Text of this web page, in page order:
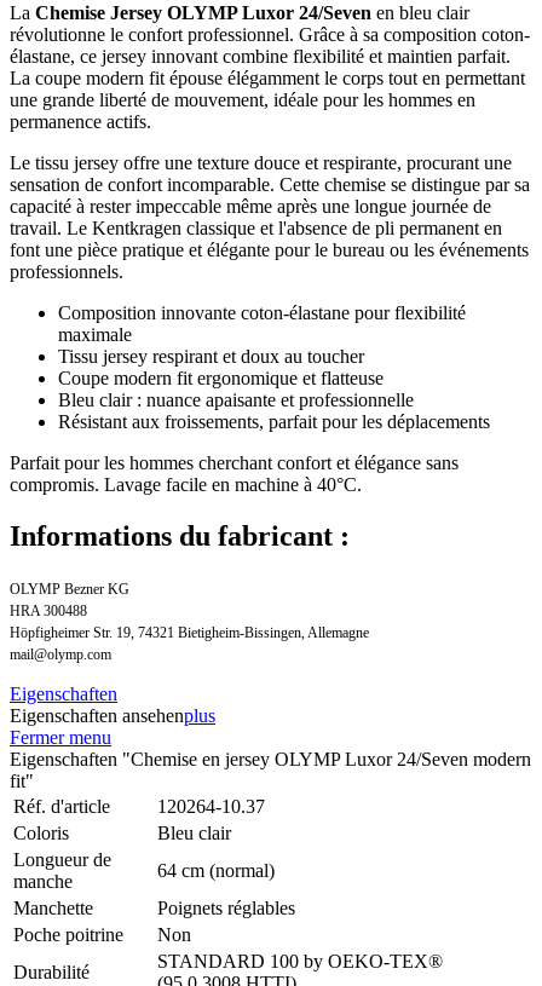
La Chemise Jersey OLYMP Luxor 24/Seven en bleu clair
révolutionne le confort professionnel. Grâce à sa composition coton-
élastane, ce jersey innovant combine flexibilité et maintien parfait.
La coupe modern fit épouse élégamment le corps tout en permettant
une grande liberté de mouvement, idéale pour les hommes en
permanence actifs.
Le tissu jersey offre une texture douce et respirante, procurant une
sensation de confort incomparable. Cette chemise se distingue par sa
capacité à rester impeccable même après une longue journée de
travail. Le Kentkragen classique et l'absence de pli permanent en
font une pièce pratique et élégante pour le bureau ou les événements
professionnels.
Composition innovante coton-élastane pour flexibilité
maximale
Tissu jersey respirant et doux au toucher
Coupe modern fit ergonomique et flatteuse
Bleu clair : nuance apaisante et professionnelle
Résistant aux froissements, parfait pour les déplacements
Parfait pour les hommes cherchant confort et élégance sans
compromis. Lavage facile en machine à 40°C.
Informations du fabricant :
OLYMP Bezner KG
HRA 300488
Höpfigheimer Str. 19, 74321 Bietigheim-Bissingen, Allemagne
mail@olymp.com
Eigenschaften
Eigenschaften ansehenplus
Fermer menu
Eigenschaften "Chemise en jersey OLYMP Luxor 24/Seven modern
fit"
Réf. d'article
120264-10.37
Coloris
Bleu clair
Longueur de
manche
64 cm (normal)
Manchette
Poignets réglables
Poche poitrine
Non
Durabilité
STANDARD 100 by OEKO-TEX®